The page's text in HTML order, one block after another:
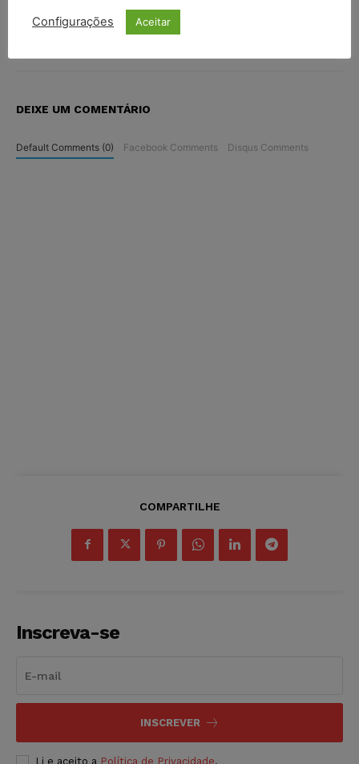
Jornalista com quase 10 anos de carreira. Passagens
por agências e meios de comunicação. É repórter do
DEIXE UM COMENTÁRIO
Default Comments (0) Facebook Comments Disqus Comments
COMPARTILHE
Inscreva-se
INSCREVER
Li e aceito a Política de Privacidade.
Configurações Aceitar